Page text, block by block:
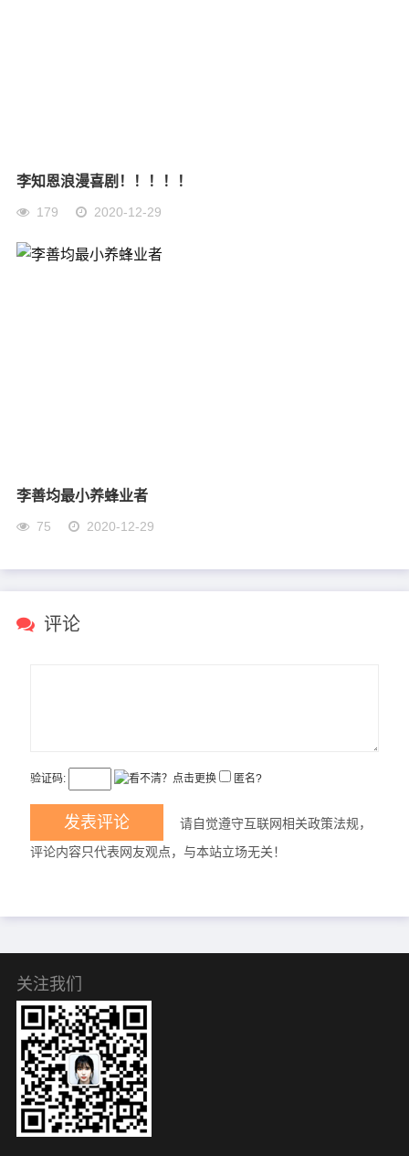
李知恩浪漫喜剧！！！！！
179 2020-12-29
李善均最小养蜂业者
75 2020-12-29
评论
验证码: 匿名?
请自觉遵守互联网相关政策法规，
评论内容只代表网友观点，与本站立场无关！
关注我们